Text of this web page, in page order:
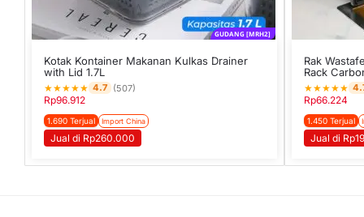
GUDANG [MRH2]
Kotak Kontainer Makanan Kulkas Drainer
with Lid 1.7L
★★★★★ 4.7 (507)
Rp96.912
1.690 Terjual Import China
Jual di Rp260.000
Rak
Rack
★★★★★
Rp66.224
1.450 Terjual
Jual di